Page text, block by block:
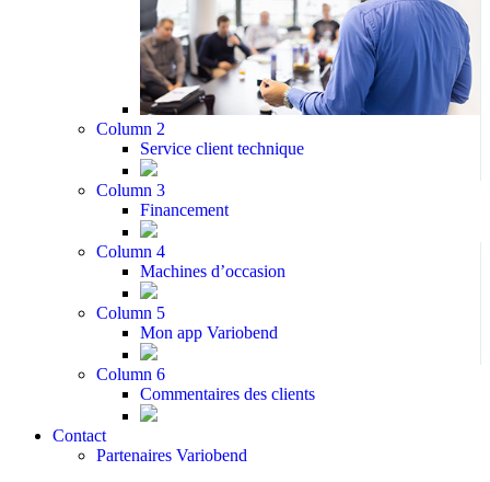
Column 2
Service client technique
Column 3
Financement
Column 4
Machines d’occasion
Column 5
Mon app Variobend
Column 6
Commentaires des clients
Contact
Partenaires Variobend